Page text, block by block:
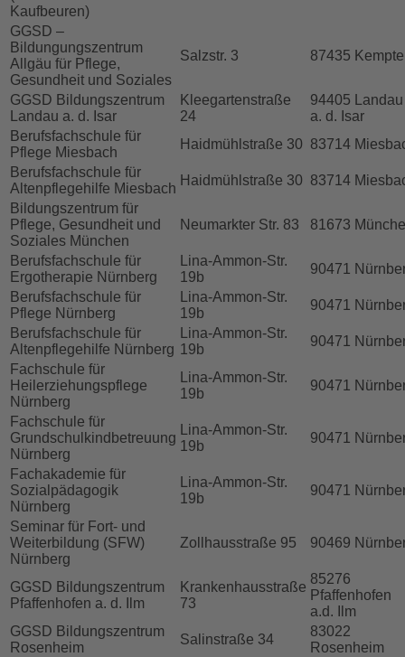
Kaufbeuren)
GGSD –
Bildungungszentrum
Allgäu für Pflege,
Gesundheit und Soziales
Salzstr. 3 87435
GGSD Bildungszentrum
Landau a. d. Isar
Kleegartenstraße
24
94405 Landau
a. d. Isar
Berufsfachschule für
Pflege Miesbach
Haidmühlstraße 30 83714
Berufsfachschule für
Altenpflegehilfe Miesbach
Haidmühlstraße 30 83714
Bildungszentrum für
Pflege, Gesundheit und
Soziales München
Neumarkter Str. 83 81673
Berufsfachschule für
Ergotherapie Nürnberg
Lina-Ammon-Str.
19b
90471
Berufsfachschule für
Pflege Nürnberg
Lina-Ammon-Str.
19b
90471
Berufsfachschule für
Altenpflegehilfe Nürnberg
Lina-Ammon-Str.
19b
90471
Fachschule für
Heilerziehungspflege
Nürnberg
Lina-Ammon-Str.
19b
90471
Fachschule für
Grundschulkindbetreuung
Nürnberg
Lina-Ammon-Str.
19b
90471
Fachakademie für
Sozialpädagogik
Nürnberg
Lina-Ammon-Str.
19b
90471
Seminar für Fort- und
Weiterbildung (SFW)
Nürnberg
Zollhausstraße 95 90469
GGSD Bildungszentrum
Pfaffenhofen a. d. Ilm
Krankenhausstraße
73
85276
Pfaffenhofen
a.d. Ilm
GGSD Bildungszentrum
Rosenheim
Salinstraße 34
83022
Rosenheim